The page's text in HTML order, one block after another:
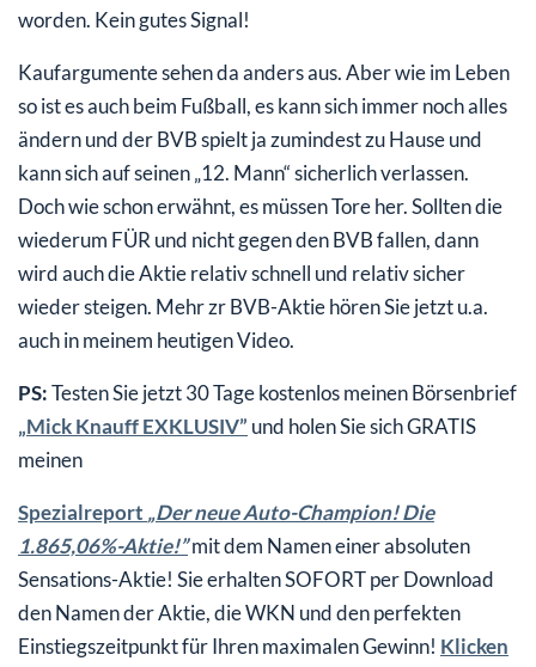
worden. Kein gutes Signal!
Kaufargumente sehen da anders aus. Aber wie im Leben
so ist es auch beim Fußball, es kann sich immer noch alles
ändern und der BVB spielt ja zumindest zu Hause und
kann sich auf seinen „12. Mann“ sicherlich verlassen.
Doch wie schon erwähnt, es müssen Tore her. Sollten die
wiederum FÜR und nicht gegen den BVB fallen, dann
wird auch die Aktie relativ schnell und relativ sicher
wieder steigen. Mehr zr BVB-Aktie hören Sie jetzt u.a.
auch in meinem heutigen Video.
PS:Testen Sie jetzt 30 Tage kostenlos meinen Börsenbrief
„Mick Knauff EXKLUSIV” und holen Sie sich GRATIS
meinen
Spezialreport „Der neue Auto-Champion! Die
1.865,06%-Aktie!”mit dem Namen einer absoluten
Sensations-Aktie! Sie erhalten SOFORT per Download
den Namen der Aktie, die WKN und den perfekten
Einstiegszeitpunkt für Ihren maximalen Gewinn! Klicken